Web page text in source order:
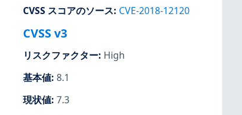
CVSS スコアのソース: CVE-2018-12120
CVSS v3
リスクファクター: High
基本値: 8.1
現状値: 7.3